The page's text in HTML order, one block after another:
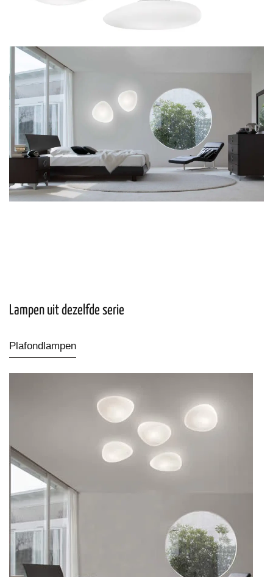
Lampen uit dezelfde serie
Plafondlampen